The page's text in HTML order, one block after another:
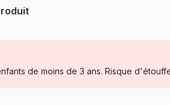
Puzzle pour Adultes (500
de moins de 3 ans. Risque